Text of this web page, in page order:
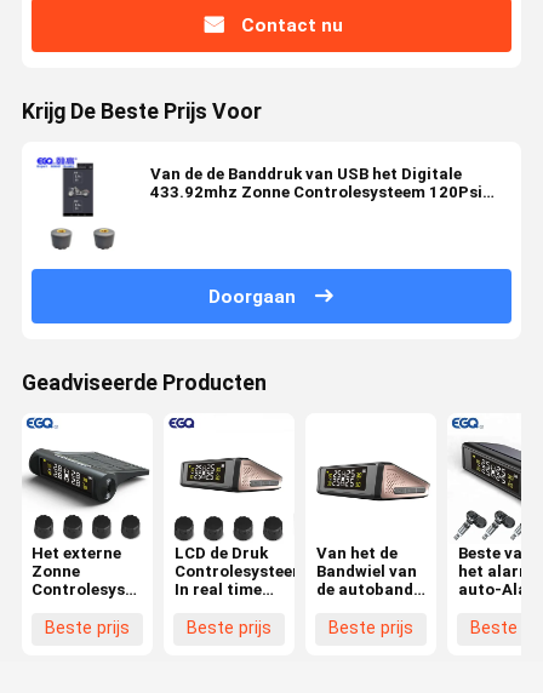
Contact nu
Krijg De Beste Prijs Voor
Van de de Banddruk van USB het Digitale
433.92mhz Zonne Controlesysteem 120Psi
Doorgaan
Geadviseerde Producten
Het externe
Zonne
Controlesysteem
Banddruk
Beste prijs
LCD de Druk
Controlesysteem
In real time
Vertonings
Beste prijs
Van het de
Bandwiel van
de autoband
Draadloze
Beste prijs
Beste van
het alarm
auto-
kwaliteits
Beste